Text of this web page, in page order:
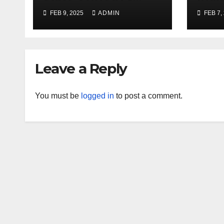
engine for schools
in 2025 – The Times
of India
FEB 9, 2025 ADMIN
and
FEB 7,
Leave a Reply
You must be logged in to post a comment.